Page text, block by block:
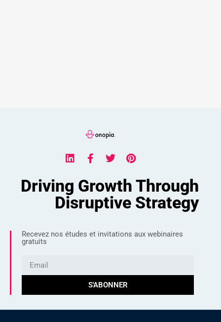
Driving Growth Through
Disruptive Strategy
Recevez nos études et invitations aux webinaires
gratuits
S'ABONNER